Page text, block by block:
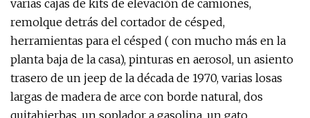
varias cajas de kits de elevación de camiones,
remolque detrás del cortador de césped,
herramientas para el césped ( con mucho más en la
planta baja de la casa), pinturas en aerosol, un asiento
trasero de un jeep de la década de 1970, varias losas
largas de madera de arce con borde natural, dos
quitahierbas, un soplador a gasolina, un gato